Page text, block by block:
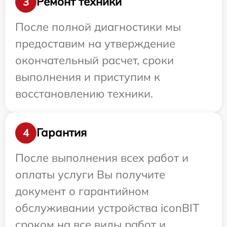
После полной диагностики мы
предоставим на утверждение
окончательный расчет, сроки
выполнения и приступим к
восстановлению техники.
4
Гарантия
После выполнения всех работ и
оплаты услуги Вы получите
документ о гарантийном
обслуживании устройства iconBIT